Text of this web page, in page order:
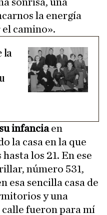
la energía
camino».
la
su infanciaen
la casa en la que
los 21. En ese
número 531,
esa sencilla casa de
y una
calle fueron para mí